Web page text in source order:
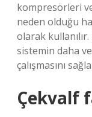
kompresörleri
neden olduğu
olarak
sistemin daha
çalışmasını
Çekvalf